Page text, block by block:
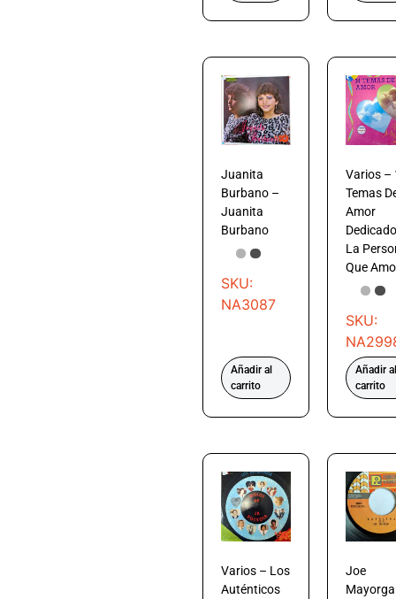
Juanita
Burbano –
Juanita
Burbano
SKU:
NA3087
Añadir al
carrito
Varios –
Temas
Amor
La
Que Amo
SKU:
Añadir al
carrito
Varios – Los
Auténticos
Joe